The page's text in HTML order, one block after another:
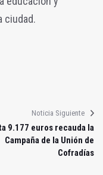
ciudad.
Noticia Siguiente
9.177 euros recauda la
Campaña de la Unión de
Cofradías